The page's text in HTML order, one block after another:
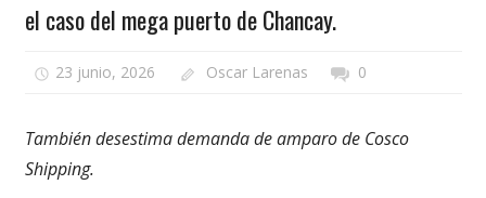
el caso del mega puerto de Chancay.
23 junio, 2026 Oscar Larenas 0
También desestima demanda de amparo de Cosco
Shipping.